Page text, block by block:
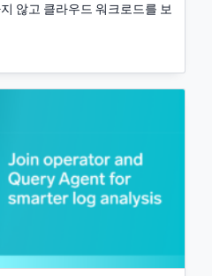
않고 클라우드 워크로드를 보